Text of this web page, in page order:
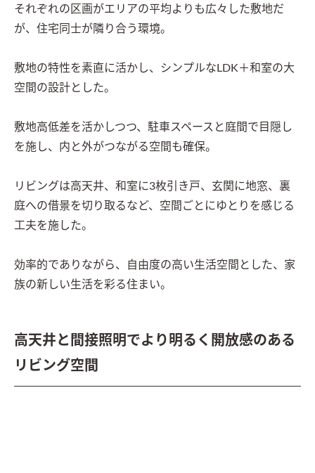
それぞれの区画がエリアの平均よりも広々した敷地だ
が、住宅同士が隣り合う環境。
敷地の特性を素直に活かし、シンプルなLDK＋和室の大
空間の設計とした。
敷地高低差を活かしつつ、駐車スペースと庭間で目隠し
を施し、内と外がつながる空間も確保。
リビングは高天井、和室に3枚引き戸、玄関に地窓、裏
庭への借景を切り取るなど、空間ごとにゆとりを感じる
工夫を施した。
効率的でありながら、自由度の高い生活空間とした、家
族の新しい生活を彩る住まい。
高天井と間接照明でより明るく開放感のある
リビング空間